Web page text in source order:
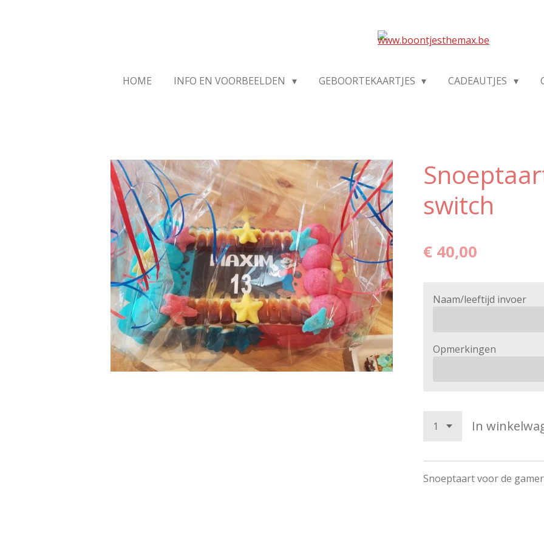
HOME INFO EN VOORBEELDEN GEBOORTEKAARTJES CADEAUTJES
switch
€ 40,00
Naam/leeftijd invoer
Opmerkingen
In
Snoeptaart voor de